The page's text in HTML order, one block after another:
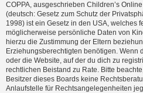
COPPA, ausgeschrieben Children’s
(deutsch: Gesetz zum Schutz der
1998) ist ein Gesetz in den USA, welches
möglicherweise persönliche Daten von
hierzu die Zustimmung der Eltern
Erziehungsberechtigten benötigen. Wenn
oder die Website, auf der du dich zu
rechtlichen Beistand zu Rate. Bitte
Besitzer dieses Boards keine
Anlaufstelle für Rechtsangelegenheiten